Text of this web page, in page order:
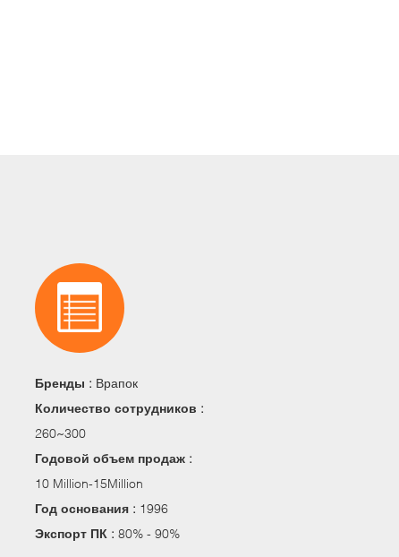
Бренды : Врапок
Количество сотрудников :
260~300
Годовой объем продаж :
10 Million-15Million
Год основания : 1996
Экспорт ПК : 80% - 90%